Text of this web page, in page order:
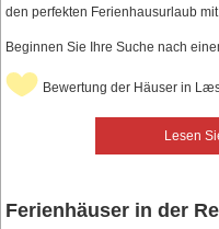
den perfekten Ferienhausurlaub
Beginnen Sie Ihre Suche nach
Lesen
Bewertung der Häuser in
Ferienhäuser in der